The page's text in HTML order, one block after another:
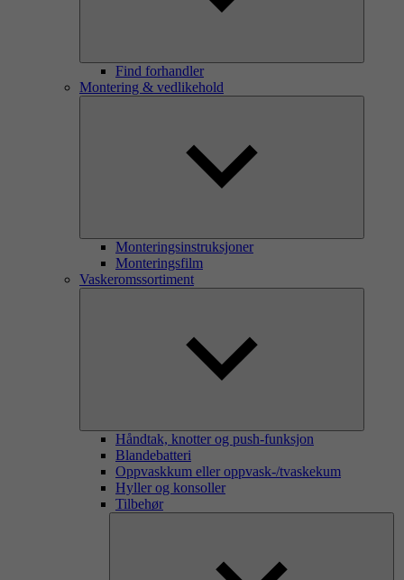
Find forhandler
Montering & vedlikehold
Monteringsinstruksjoner
Monteringsfilm
Vaskeromssortiment
Håndtak, knotter og push-funksjon
Blandebatteri
Oppvaskkum eller oppvask-/tvaskekum
Hyller og konsoller
Tilbehør